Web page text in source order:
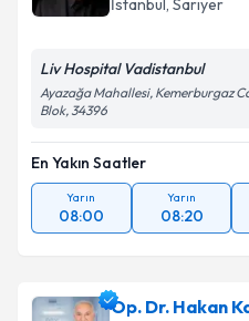
İstanbul, Sarıyer
Liv Hospital Vadistanbul
Ayazağa Mahallesi, Kemerburgaz
Blok, 34396
En Yakın Saatler
Yarın
08:00
Yarın
08:20
Op. Dr. Hakan